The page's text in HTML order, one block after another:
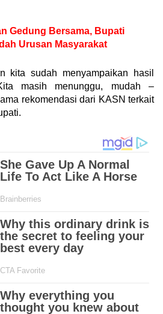
Gedung Bersama, Bupati
Urusan Masyarakat
kita sudah menyampaikan hasil
masih menunggu, mudah –
rekomendasi dari KASN terkait